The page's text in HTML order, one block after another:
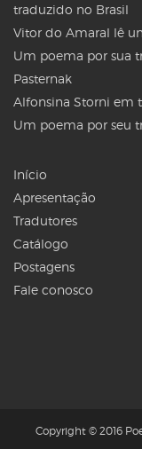
traduzido no Brasil
Vitor do Amaral lê
Um poema por sua
Pasternak
Alfonsina Storni em
Um poema por seu
Início
Apresentação
Tradutores
Catálogo
Postagens
Fale conosco
Copyright © 2016